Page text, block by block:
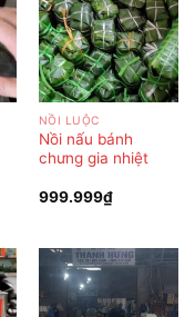
NỒI LUỘC
Nồi nấu bánh
chưng gia nhiệt
999.999₫